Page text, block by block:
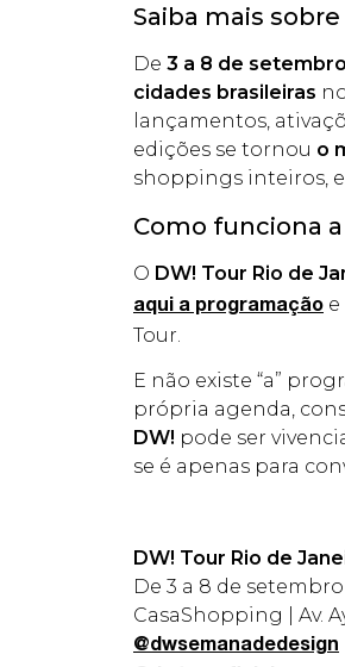
Saiba mais
De 3 a 8 de setembro
cidades brasileiras
lançamentos,
edições se tornou o
shoppings inteiros,
Como funciona
O DW! Tour Rio de
aqui a programação
Tour.
E não existe “a”
própria agenda,
DW! pode ser
se é apenas para
DW! Tour Rio de
De 3 a 8 de
CasaShopping | Av.
@dwsemanadedesign